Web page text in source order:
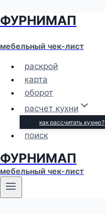
Перейти
содержимому
ФУРНИМАП
мебельный чек-лист
раскрой
карта
оборот
расчет кухни
как рассчитать кухню?
поиск
ФУРНИМАП
мебельный чек-лист